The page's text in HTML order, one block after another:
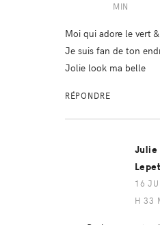
MIN
Moi qui adore le vert
Je suis fan de ton
Jolie look ma belle
RÉPONDRE
Julie
16
H 33